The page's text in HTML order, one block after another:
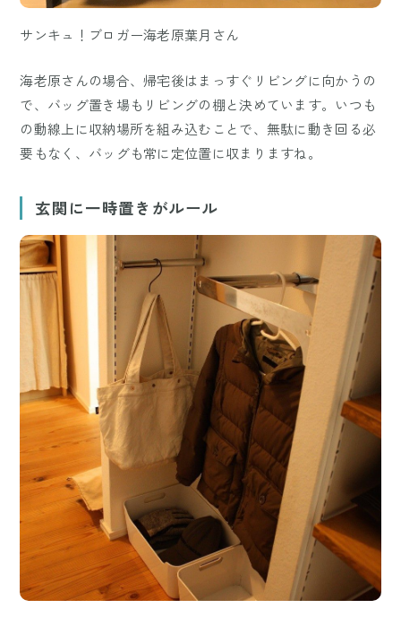
サンキュ！ブロガー海老原葉月さん
海老原さんの場合、帰宅後はまっすぐリビングに向かうの
で、バッグ置き場もリビングの棚と決めています。いつも
の動線上に収納場所を組み込むことで、無駄に動き回る必
要もなく、バッグも常に定位置に収まりますね。
玄関に一時置きがルール